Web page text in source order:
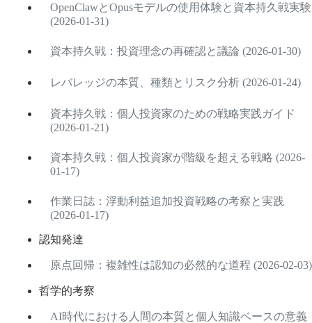
OpenClawとOpusモデルの使用体験と資本持久戦実験
(2026-01-31)
資本持久戦：投資理念の再確認と議論 (2026-01-30)
レバレッジの本質、種類とリスク分析 (2026-01-24)
資本持久戦：個人投資家のための戦略実践ガイド
(2026-01-21)
資本持久戦：個人投資家が階級を超える戦略 (2026-
01-17)
作業日誌：浮動利益追加投資戦略の考察と実践
(2026-01-17)
認知発達
原点回帰：複雑性は認知の必然的な道程 (2026-02-03)
哲学的考察
AI時代における人間の本質と個人知識ベースの意義